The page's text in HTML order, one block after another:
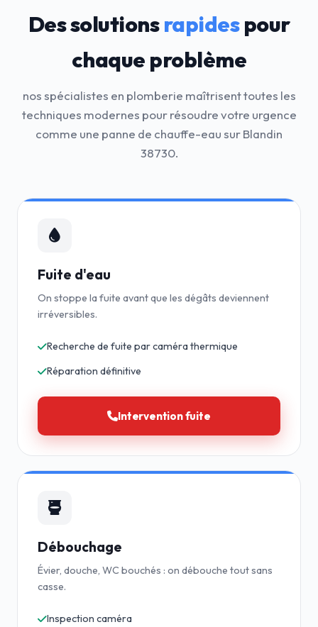
Des solutionsrapidespour
chaque problème
nos spécialistes en plomberie maîtrisent toutes les
techniques modernes pour résoudre votre urgence
comme une panne de chauffe-eau sur Blandin
38730.
Fuite d'eau
On stoppe la fuite avant que les dégâts deviennent
irréversibles.
Recherche de fuite par caméra thermique
Réparation définitive
Intervention fuite
Débouchage
Évier, douche, WC bouchés : on débouche tout sans
casse.
Inspection caméra